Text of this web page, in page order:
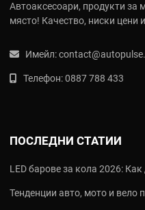
Автоаксесоари, продукти за
място! Качество, ниски цени
Имейл:
Телефон:0887 788 433
ПОСЛЕДНИ СТАТИИ
LED барове за кола 2026:
Тенденции авто, мото и вело